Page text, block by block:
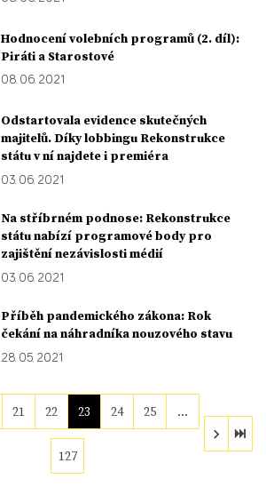
Hodnocení volebních programů (2. díl):
Piráti a Starostové
08. 06. 2021
Odstartovala evidence skutečných
majitelů. Díky lobbingu Rekonstrukce
státu v ní najdete i premiéra
03. 06. 2021
Na stříbrném podnose: Rekonstrukce
státu nabízí programové body pro
zajištění nezávislosti médií
03. 06. 2021
Příběh pandemického zákona: Rok
čekání na náhradníka nouzového stavu
28. 05. 2021
21 22 23 24 25 …
127